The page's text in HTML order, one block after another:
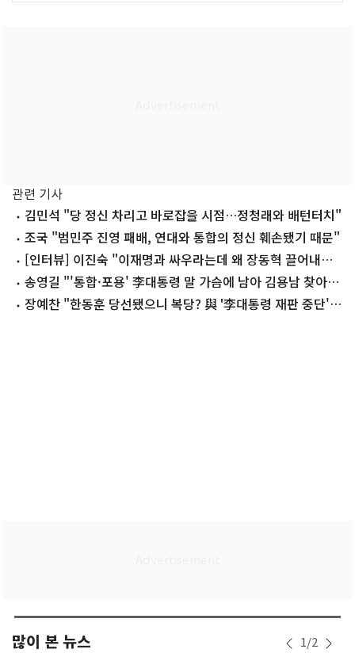
관련 기사
김민석 "당 정신 차리고 바로잡을 시점…정청래와 배턴터치"
조국 "범민주 진영 패배, 연대와 통합의 정신 훼손됐기 때문"
[인터뷰] 이진숙 "이재명과 싸우라는데 왜 장동혁 끌어내리
려 하나"
송영길 "'통합·포용' 李대통령 말 가슴에 남아 김용남 찾아
격려"
장예찬 "한동훈 당선됐으니 복당? 與 '李대통령 재판 중단'
많이 본 뉴스 1/2